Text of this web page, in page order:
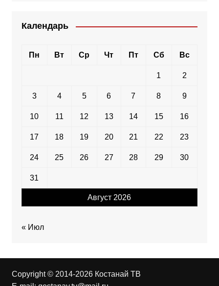
Календарь
Август 2026
Пн Вт Ср Чт Пт Сб Вс
1 2
3 4 5 6 7 8 9
10 11 12 13 14 15 16
17 18 19 20 21 22 23
24 25 26 27 28 29 30
31
« Июл
Copyright © 2014-2026 Костанай ТВ